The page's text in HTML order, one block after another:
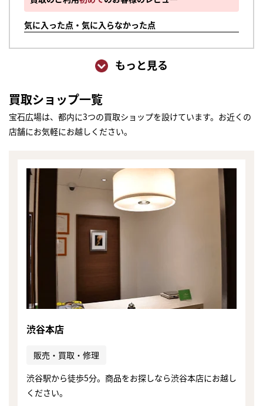
気に入った点・気に入らなかった点
もっと見る
買取ショップ一覧
宝石広場は、都内に3つの買取ショップを設けています。お近くの
店舗にお気軽にお越しください。
渋谷本店
販売・買取・修理
渋谷駅から徒歩5分。商品をお探しなら渋谷本店にお越し
ください。
まずは